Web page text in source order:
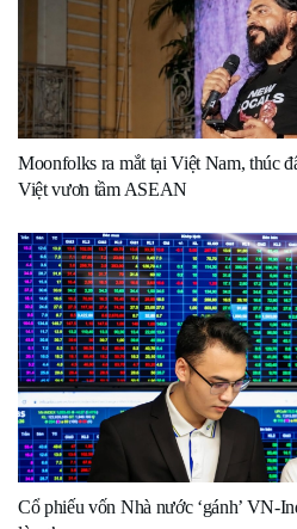
Moonfolks ra mắt tại Việt Nam, thúc
Việt vươn tầm ASEAN
Cổ phiếu vốn Nhà nước ‘gánh’ VN-